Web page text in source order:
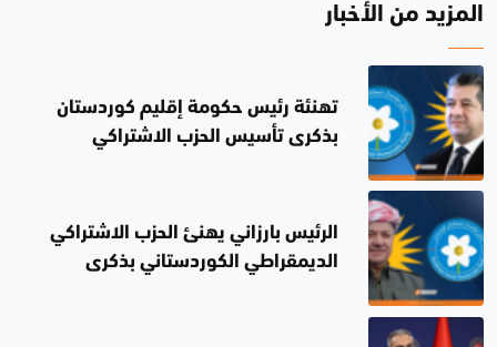
المزيد من الأخبار
تهنئة رئيس حكومة إقليم كوردستان
بذكرى تأسيس الحزب الاشتراكي
الرئيس بارزاني يهنئ الحزب الاشتراكي
الديمقراطي الكوردستاني بذكرى